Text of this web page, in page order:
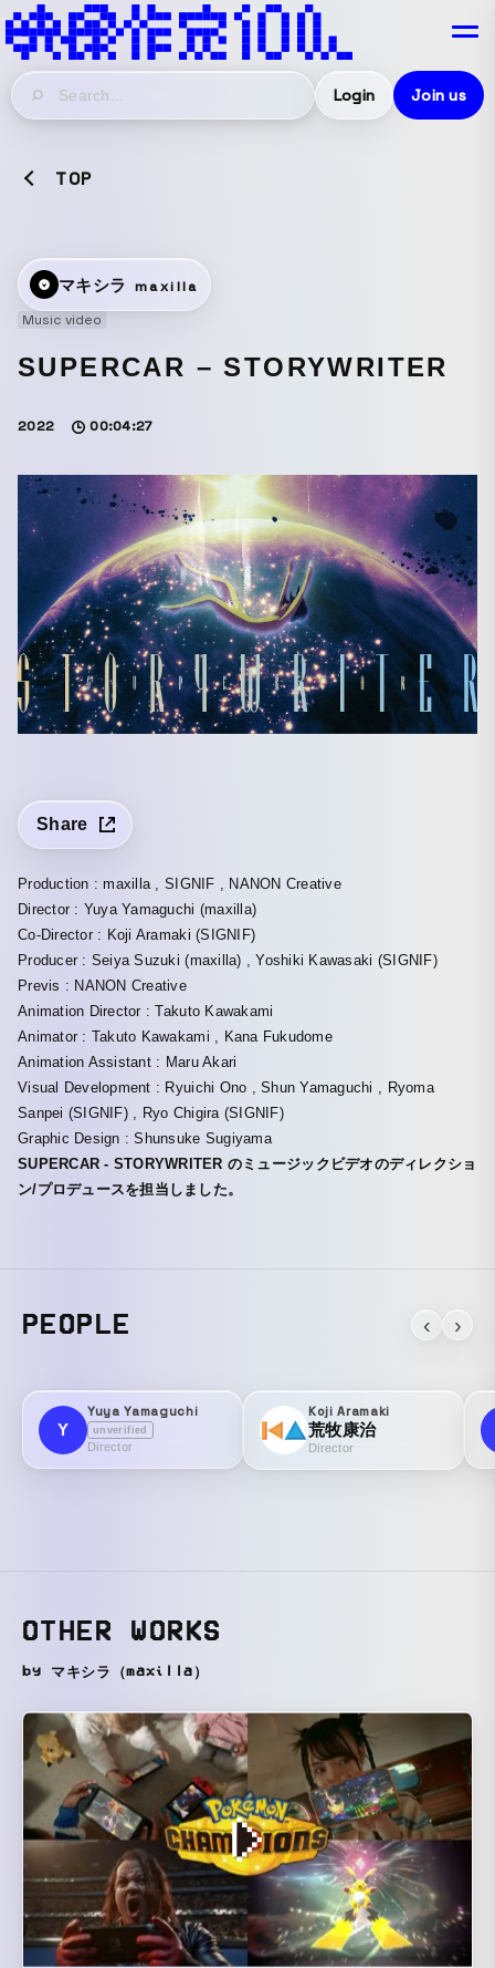
Login Join us
TOP
マキシラ maxilla
Music video
SUPERCAR – STORYWRITER
2022 00:04:27
Share
Production : maxilla , SIGNIF , NANON Creative
Director : Yuya Yamaguchi (maxilla)
Co-Director : Koji Aramaki (SIGNIF)
Producer : Seiya Suzuki (maxilla) , Yoshiki Kawasaki (SIGNIF)
Previs : NANON Creative
Animation Director : Takuto Kawakami
Animator : Takuto Kawakami , Kana Fukudome
Animation Assistant : Maru Akari
Visual Development : Ryuichi Ono , Shun Yamaguchi , Ryoma
Sanpei (SIGNIF) , Ryo Chigira (SIGNIF)
Graphic Design : Shunsuke Sugiyama
SUPERCAR - STORYWRITER のミュージックビデオのディレクショ
ン/プロデュースを担当しました。
PEOPLE ‹ ›
Y
Yuya Yamaguchi
unverified
Director
Koji Aramaki
荒牧康治
Director
OTHER WORKS
by マキシラ（maxilla）